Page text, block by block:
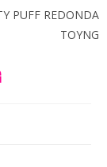
PUFF REDONDA
TOYNG